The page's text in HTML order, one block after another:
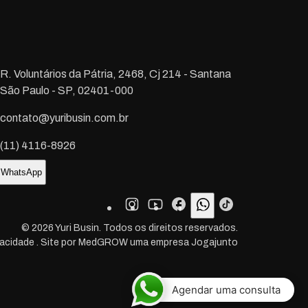
R. Voluntários da Pátria, 2468, Cj 214 - Santana
São Paulo - SP, 02401-000
contato@yuribusin.com.br
(11) 4116-8926
WhatsApp
© 2026 Yuri Busin. Todos os direitos reservados.
. Site por MedGROW uma empresa Jogajunto
VOLTAR PARA O TOPO
Agendar uma consulta